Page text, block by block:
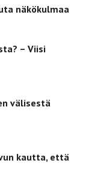
näkökulmaa
– Viisi
välisestä
kautta, että